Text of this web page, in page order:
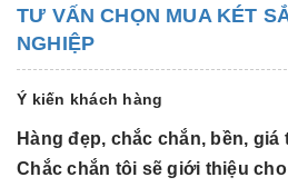
TƯ VẤN CHỌN MUA KÉT
NGHIỆP
Ý kiến khách hàng
Hàng đẹp, chắc chắn, bền,
Chắc chắn tôi sẽ giới thiệu